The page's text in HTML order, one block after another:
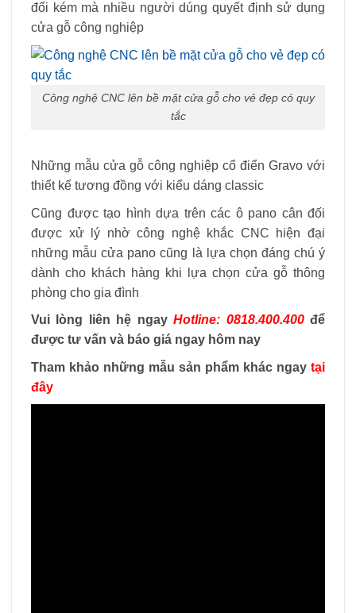
đối kém mà nhiều người dúng quyết định sử dụng
cửa gỗ công nghiệp
Công nghệ CNC lên bề mặt cửa gỗ cho vẻ đẹp có quy
tắc
Những mẫu cửa gỗ công nghiệp cổ điển Gravo với
thiết kế tương đồng với kiểu dáng classic
Cũng được tạo hình dựa trên các ô pano cân đối
được xử lý nhờ công nghệ khắc CNC hiện đại
những mẫu cửa pano cũng là lựa chọn đáng chú ý
dành cho khách hàng khi lựa chọn cửa gỗ thông
phòng cho gia đình
Vui lòng liên hệ ngayHotline: 0818.400.400để
được tư vấn và báo giá ngay hôm nay
Tham khảo những mẫu sản phẩm khác ngay tại
đây